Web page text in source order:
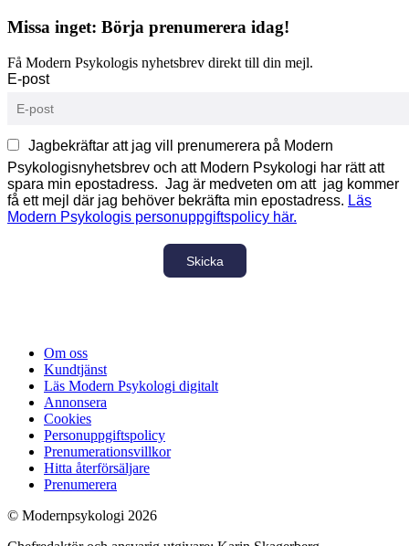
Missa inget: Börja prenumerera idag!
Få Modern Psykologis nyhetsbrev direkt till din mejl.
E-post
Jagbekräftar att jag vill prenumerera på Modern
Psykologisnyhetsbrev och att Modern Psykologi har rätt att
spara min epostadress. Jag är medveten om att jag kommer
få ett mejl där jag behöver bekräfta min epostadress. Läs
Modern Psykologis personuppgiftspolicy här.
Skicka
Om oss
Kundtjänst
Läs Modern Psykologi digitalt
Annonsera
Cookies
Personuppgiftspolicy
Prenumerationsvillkor
Hitta återförsäljare
Prenumerera
© Modernpsykologi 2026